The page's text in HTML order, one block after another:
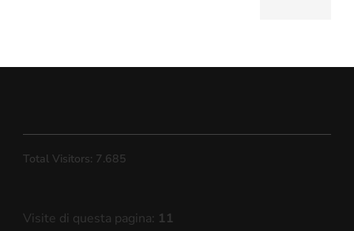
Total Visitors: 7.685
Visite di questa pagina: 11